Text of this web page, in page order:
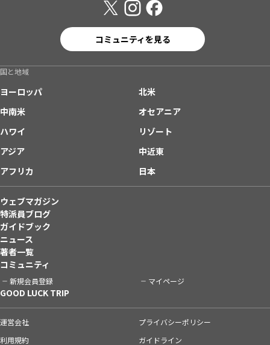
コミュニティを見る
国と地域
ヨーロッパ
北米
中南米
オセアニア
ハワイ
リゾート
アジア
中近東
アフリカ
日本
ウェブマガジン
特派員ブログ
ガイドブック
ニュース
著者一覧
コミュニティ
新規会員登録 マイページ
GOOD LUCK TRIP
運営会社
プライバシーポリシー
利用規約
ガイドライン